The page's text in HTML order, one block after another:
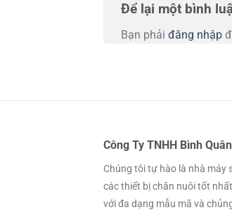
Để lại một bình
Bạn phải đăng nhập
Công Ty TNHH Bình Quân
Chúng tôi tự hào là nhà máy
các thiết bị chăn nuôi tốt
với đa dạng mẫu mã và